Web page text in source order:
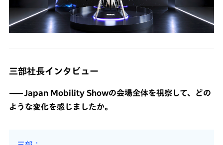
三部社長インタビュー
Japan Mobility Showの会場全体を視察して、どの
ような変化を感じましたか。